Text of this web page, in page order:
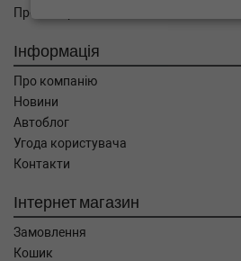
Про повернення
Інформація
Про компанію
Новини
Автоблог
Угода користувача
Контакти
Інтернет магазин
Замовлення
Кошик